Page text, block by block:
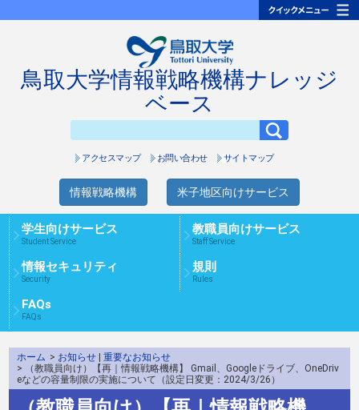
鳥取大学情報戦略機構ナレッジ
ベース
アクセスマップ お問い合わせ サイトマップ
情報戦略機構 米子地区向けサービス
学生向けサービス
Student Service
教職員向けサービス
Staff Service
情報セキュリティ
Security
規則
Rules
FAQs
FAQs
ホーム > お知らせ |重要なお知らせ
> （教職員向け）【再｜情報戦略機構】 Gmail、Googleドライブ、OneDriv
eなどの容量制限の実施について（設定日変更：2024/3/26）